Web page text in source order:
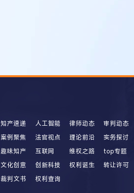
知产速递 人工智能 律师动态
审判动态
案例聚焦 法官视点 理论前沿
实务探讨
趣味知产 互联网 维权之路
top专题
文化创意 创新科技 权利诞生
转让许可
裁判文书 权利查询